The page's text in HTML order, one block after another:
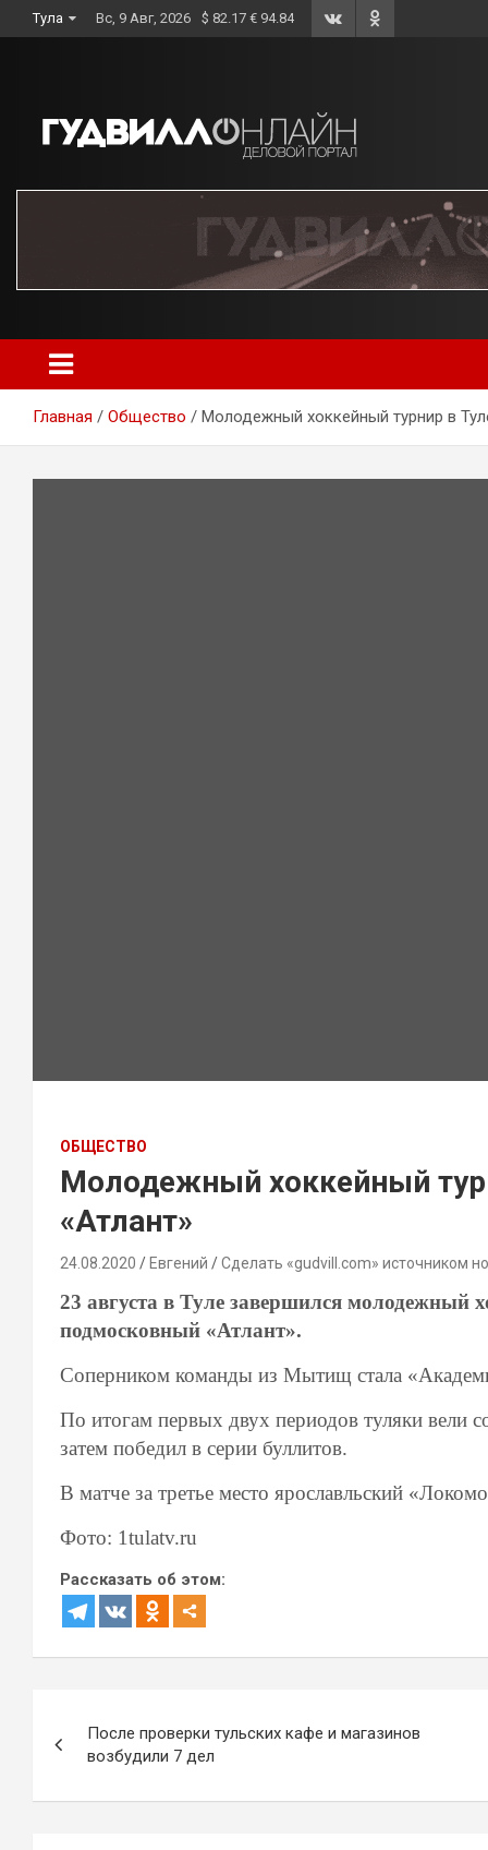
to
Тула Вс, 9 Авг, 2026 $ 82.17 € 94.84
Главная Общество Молодежный хоккейный турнир в
ОБЩЕСТВО
Молодежный хоккейный
«Атлант»
24.08.2020 Евгений Сделать «gudvill.com» источником
23 августа в Туле завершился молодежный
подмосковный «Атлант».
Соперником команды из Мытищ стала
По итогам первых двух периодов туляки вели
затем победил в серии буллитов.
В матче за третье место ярославльский
Фото: 1tulatv.ru
Рассказать об этом:
по
записям
После проверки тульских кафе и магазинов
возбудили 7 дел